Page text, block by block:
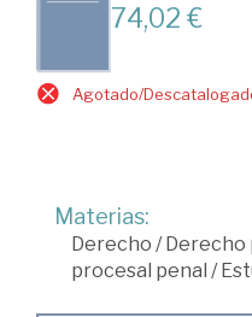
74,02 €
Agotado/
Materias:
Derecho /Derecho
procesal penal /